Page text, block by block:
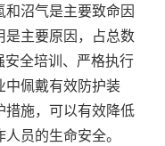
沼气是主要致命因
是主要原因，占总数
全培训、严格执行
中佩戴有效防护装
措施，可以有效降低
员的生命安全。